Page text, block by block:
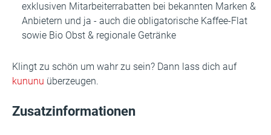
exklusiven Mitarbeiterrabatten bei bekannten Marken &
Anbietern und ja - auch die obligatorische Kaffee-Flat
sowie Bio Obst & regionale Getränke
Klingt zu schön um wahr zu sein? Dann lass dich auf
kununu überzeugen.
Zusatzinformationen